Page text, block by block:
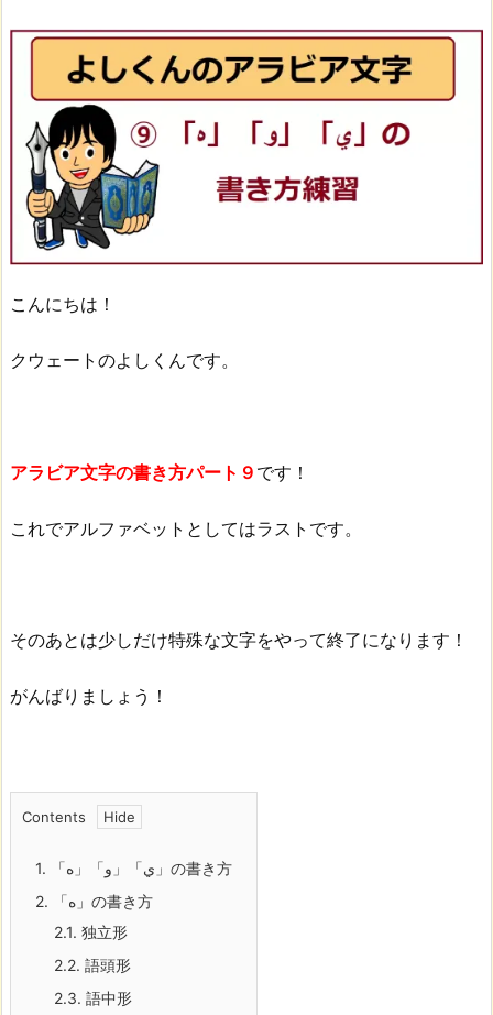
こんにちは！
クウェートのよしくんです。
アラビア文字の書き方パート９ です！
これでアルファベットとしてはラストです。
そのあとは少しだけ特殊な文字をやって終了になります！
がんばりましょう！
Contents
1.
「ه」「و」「ي」の書き方
2.
「ه」の書き方
2.1. 独立形
2.2. 語頭形
2.3. 語中形